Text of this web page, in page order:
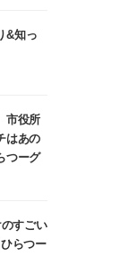
&知っ
市役所
はあの
つーグ
すごい
らつー